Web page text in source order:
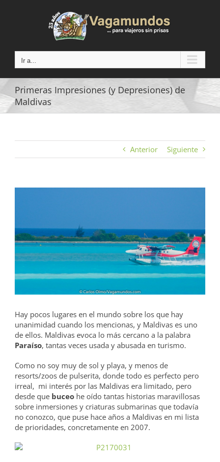
Ir a...
Primeras Impresiones (y Depresiones) de
Maldivas
Anterior Siguiente
Hay pocos lugares en el mundo sobre los que hay
unanimidad cuando los mencionas, y Maldivas es uno
de ellos. Maldivas evoca lo más cercano a la palabra
Paraíso, tantas veces usada y abusada en turismo.
Como no soy muy de sol y playa, y menos de
resorts/zoos de pulserita, donde todo es perfecto pero
irreal, mi interés por las Maldivas era limitado, pero
desde que buceo he oído tantas historias maravillosas
sobre inmersiones y criaturas submarinas que todavía
no conozco, que puse hace años a Maldivas en mi lista
de prioridades, concretamente en 2007.